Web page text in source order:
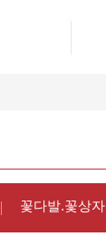
꽃다발.꽃상자